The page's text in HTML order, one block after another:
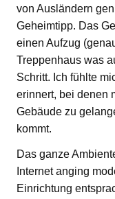
von Ausländern
Geheimtipp. Das
einen Aufzug
Treppenhaus was
Schritt. Ich fühlte
erinnert, bei denen
Gebäude zu
kommt.
Das ganze
Internet anging
Einrichtung